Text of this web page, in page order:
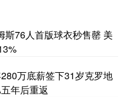
斯76人首版球衣秒售罄 美
万底薪签下31岁克罗地
年后重返